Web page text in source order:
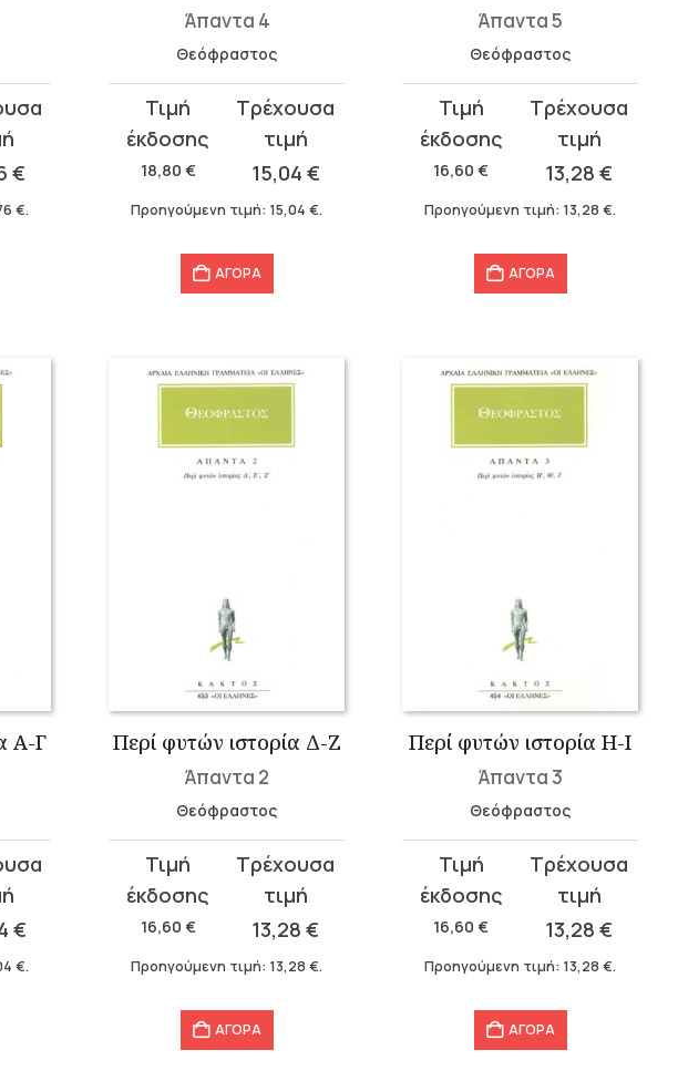
€
€.
Άπαντα 4
Θεόφραστος
18,80 €
Original
price
was:
18,80 €.
15,04 €
τρέχουσα
τιμή
είναι:
Προηγούμενη τιμή: 15,04€.
ΑΓΟΡΑ
Άπαντα 5
Θεόφραστος
16,60€
Original
price
was:
16,60 €.
13,28€
τρέχουσα
τιμή
είναι:
Προηγούμενη τιμή: 13,28€.
ΑΓΟΡΑ
Α-Γ
€
€.
Περί φυτών ιστορία Δ-Ζ
Άπαντα 2
Θεόφραστος
16,60 €
Original
price
was:
16,60 €.
13,28€
τρέχουσα
τιμή
είναι:
Προηγούμενη τιμή: 13,28€.
ΑΓΟΡΑ
Περί φυτών ιστορία Η-Ι
Άπαντα 3
Θεόφραστος
16,60€
Original
price
was:
16,60 €.
13,28€
τρέχουσα
τιμή
είναι:
Προηγούμενη τιμή: 13,28€.
ΑΓΟΡΑ